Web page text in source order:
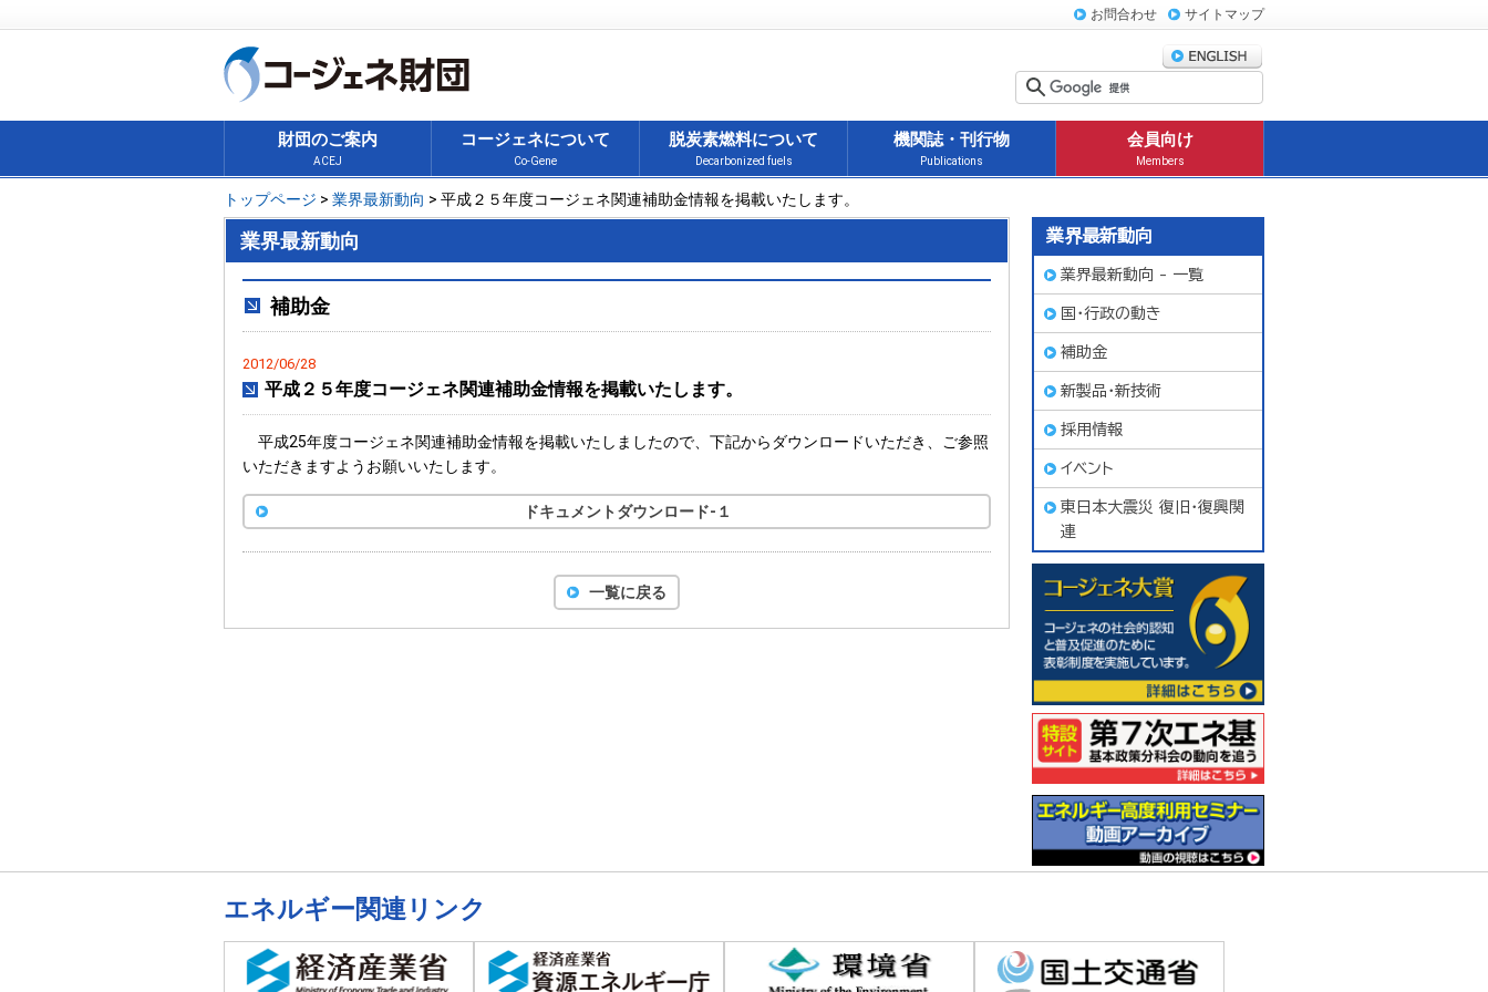
お問合わせ サイトマップ
財団のご案内
ACEJ
コージェネについて
Co-Gene
脱炭素燃料について
Decarbonized fuels
機関誌・刊行物
Publications
会員向け
Members
トップページ > 業界最新動向 > 平成２５年度コージェネ関連補助金情報を掲載いたします。
業界最新動向
補助金
2012/06/28
平成２５年度コージェネ関連補助金情報を掲載いたします。
平成25年度コージェネ関連補助金情報を掲載いたしましたので、下記からダウンロードいただき、ご参照
いただきますようお願いいたします。
ドキュメントダウンロード-１
一覧に戻る
業界最新動向
業界最新動向 - 一覧
国・行政の動き
補助金
新製品・新技術
採用情報
イベント
東日本大震災 復旧・復興関
連
エネルギー関連リンク